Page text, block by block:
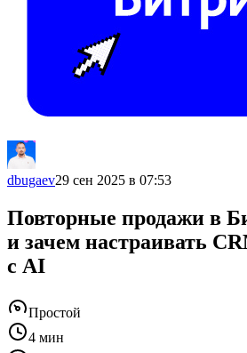
dbugaev29 сен 2025 в 07:53
Повторные продажи в
и зачем настраивать
с AI
Простой
4 мин